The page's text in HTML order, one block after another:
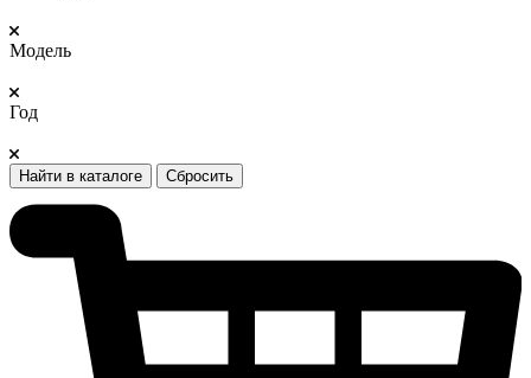
Модель
Год
Найти в каталоге Сбросить